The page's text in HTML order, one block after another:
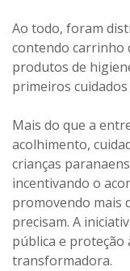
Ao todo, foram
contendo carrinho
produtos de
primeiros
Mais do que a
acolhimento,
crianças
incentivando o
promovendo mais
precisam. A
pública e proteção
transformadora.